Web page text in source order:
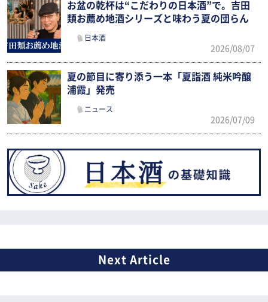
お盆の乾杯は“こだわりの日本酒”で。吉田
類お薦め地酒シリーズと味わう夏の団らん
日本酒
2026/08/07
夏の節目に寄り添う一本「夏詣酒 純米吟醸
浦霞」発売
ニュース
2026/07/09